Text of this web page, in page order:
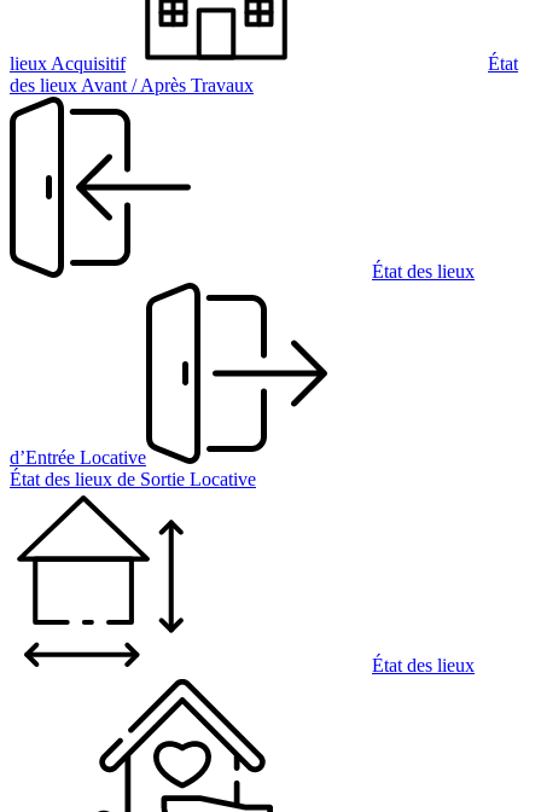
lieux Acquisitif
État
des lieux Avant / Après Travaux
État des lieux
d’Entrée Locative
État des lieux de Sortie Locative
État des lieux